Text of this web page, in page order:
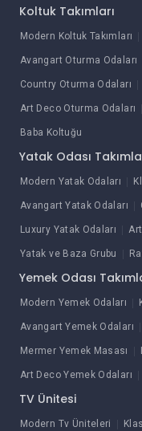
Koltuk Takımları
Modern Koltuk Takımları
Avangart Oturma Odaları
Country Oturma Odaları
Art Deco Oturma Odaları
Baba Koltuğu
Yatak Odası
Modern Yatak Odaları
Avangart Yatak Odaları
Luxury Yatak Odaları
Yatak ve Baza Grubu
Yemek Odası
Modern Yemek Odaları
Avangart Yemek Odaları
Mermer Yemek Masası
Art Deco Yemek Odaları
TV Ünitesi
Modern Tv Üniteleri